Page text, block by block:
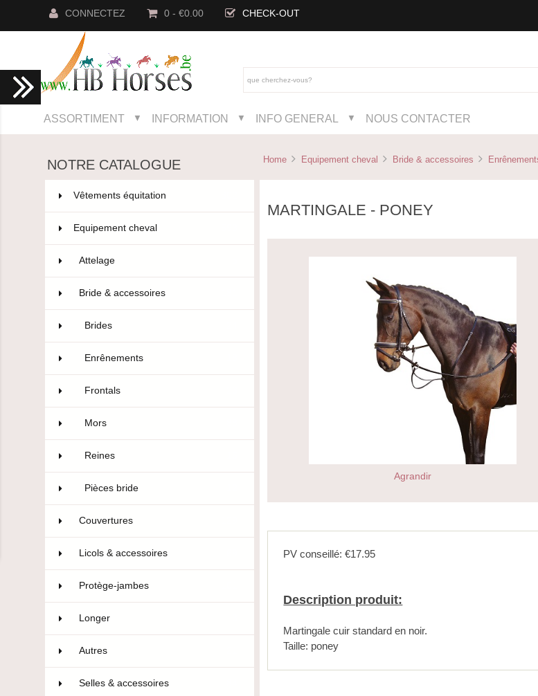
CONNECTEZ 0 - €0.00 CHECK-OUT
ASSORTIMENT ▼ INFORMATION ▼ INFO GENERAL ▼ NOUS CONTACTER
NOTRE CATALOGUE
Vêtements équitation
Equipement cheval
Attelage
Bride & accessoires
Brides
Enrênements
Frontals
Mors
Reines
Pièces bride
Couvertures
Licols & accessoires
Protège-jambes
Longer
Autres
Selles & accessoires
Home Equipement cheval Bride & accessoires
MARTINGALE - PONEY
Agrandir
PV conseillé: €17.95
Description produit:
Martingale cuir standard en noir.
Taille: poney